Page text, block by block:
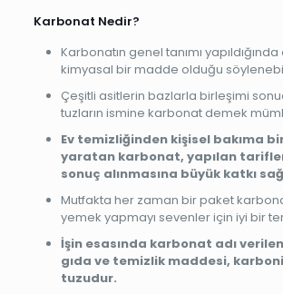
Karbonat Nedir?
Karbonatın genel tanımı
kimyasal bir madde olduğu
Çeşitli asitlerin bazlarla birleşimi
tuzların ismine karbonat demek
Ev temizliğinden kişisel bakıma
yaratan karbonat, yapılan
sonuç alınmasına büyük katkı
Mutfakta her zaman bir paket
yemek yapmayı sevenler için iyi bir
İşin esasında karbonat adı
gıda ve temizlik maddesi,
tuzudur.